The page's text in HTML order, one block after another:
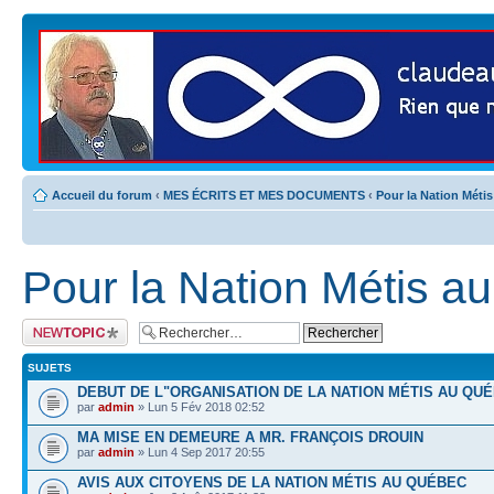
Accueil du forum ‹ MES ÉCRITS ET MES DOCUMENTS ‹ Pour la Nation
Pour la Nation Métis
Publier un nouveau
sujet
SUJETS
DEBUT DE L"ORGANISATION DE LA NATION MÉTIS AU
par admin » Lun 5 Fév 2018 02:52
MA MISE EN DEMEURE A MR. FRANÇOIS DROUIN
par admin » Lun 4 Sep 2017 20:55
AVIS AUX CITOYENS DE LA NATION MÉTIS AU QUÉBEC